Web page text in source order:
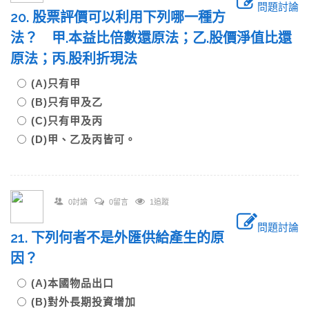
問題討論
20. 股票評價可以利用下列哪一種方
法？ 甲.本益比倍數還原法；乙.股價淨值比還
原法；丙.股利折現法
(A)只有甲
(B)只有甲及乙
(C)只有甲及丙
(D)甲、乙及丙皆可。
0討論 0留言 1追蹤
問題討論
21. 下列何者不是外匯供給產生的原
因？
(A)本國物品出口
(B)對外長期投資增加